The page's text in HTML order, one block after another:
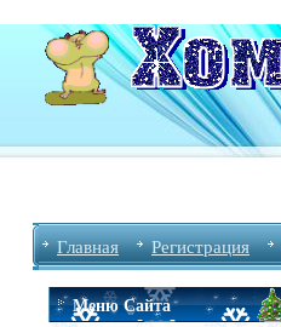
Главная Регистрация
Меню Сайта